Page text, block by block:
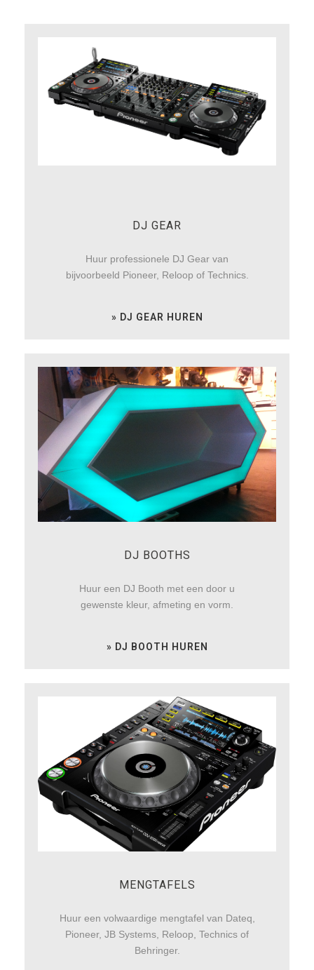
DJ GEAR
Huur professionele DJ Gear van
bijvoorbeeld Pioneer, Reloop of Technics.
» DJ GEAR HUREN
DJ BOOTHS
Huur een DJ Booth met een door u
gewenste kleur, afmeting en vorm.
» DJ BOOTH HUREN
MENGTAFELS
Huur een volwaardige mengtafel van Dateq,
Pioneer, JB Systems, Reloop, Technics of
Behringer.